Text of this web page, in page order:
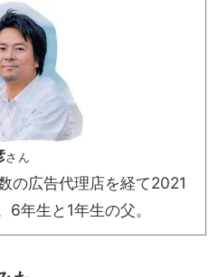
さん
の広告代理店を経て2021
年生と1年生の父。